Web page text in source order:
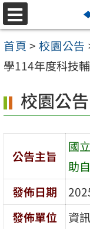
跳
至
主
要
容
區
選
單
首頁 > 校園公告
學114年度科技
校園公告
公告主旨
國
助
發佈日期
發佈單位
資